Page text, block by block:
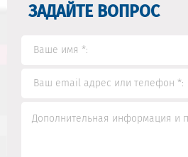
ЗАДАЙТЕ ВОПРОС